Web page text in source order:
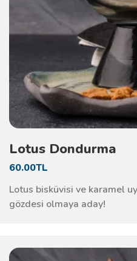
Lotus Dondurma
60.00TL
Lotus bisküvisi ve karamel
gözdesi olmaya aday!